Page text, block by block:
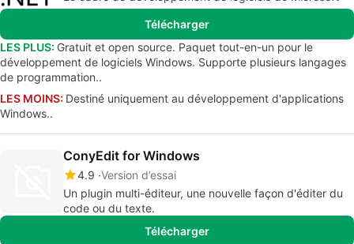
Télécharger
LES PLUS: Gratuit et open source. Paquet tout-en-un pour le
développement de logiciels Windows. Supporte plusieurs langages
de programmation..
LES MOINS: Destiné uniquement au développement d'applications
Windows..
ConyEdit for Windows
4.9 Version d’essai
Un plugin multi-éditeur, une nouvelle façon d'éditer du
code ou du texte.
Télécharger